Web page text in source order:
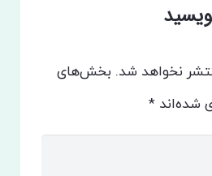
نخواهد شد. بخش‌های
شده‌اند*